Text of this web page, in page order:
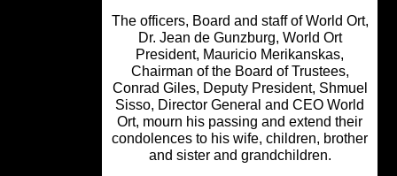
The officers, Board and staff of World
Dr. Jean de Gunzburg, World Ort
President, Mauricio Merikanskas,
Chairman of the Board of Trustees,
Conrad Giles, Deputy President,
Sisso, Director General and CEO
Ort, mourn his passing and extend
condolences to his wife, children,
and sister and grandchildren.